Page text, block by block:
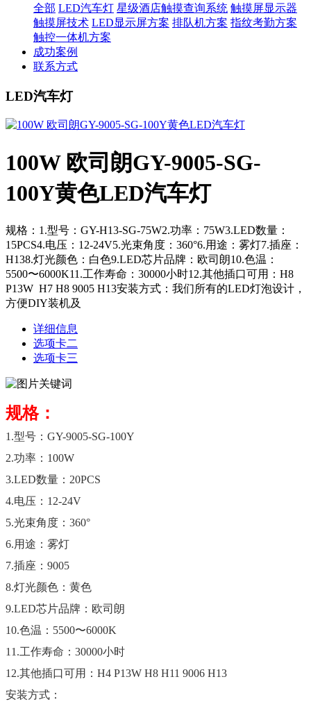
全部 LED汽车灯 星级酒店触摸查询系统 触摸屏显示器
触摸屏技术 LED显示屏方案 排队机方案 指纹考勤方案
触控一体机方案
成功案例
联系方式
LED汽车灯
100W 欧司朗GY-9005-SG-
100Y黄色LED汽车灯
规格：1.型号：GY-H13-SG-75W2.功率：75W3.LED数量：
15PCS4.电压：12-24V5.光束角度：360°6.用途：雾灯7.插座：
H138.灯光颜色：白色9.LED芯片品牌：欧司朗10.色温：
5500〜6000K11.工作寿命：30000小时12.其他插口可用：H8
P13W H7 H8 9005 H13安装方式：我们所有的LED灯泡设计，
方便DIY装机及
详细信息
选项卡二
选项卡三
规格：
1.型号：GY-9005-SG-100Y
2.功率：100W
3.LED数量：20PCS
4.电压：12-24V
5.光束角度：360°
6.用途：雾灯
7.插座：9005
8.灯光颜色：黄色
9.LED芯片品牌：欧司朗
10.色温：5500〜6000K
11.工作寿命：30000小时
12.其他插口可用：H4 P13W H8 H11 9006 H13
安装方式：